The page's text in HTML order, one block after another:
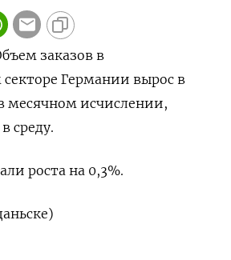
заказов в
Германии вырос в
месячном исчислении,
среду.
роста на 0,3%.